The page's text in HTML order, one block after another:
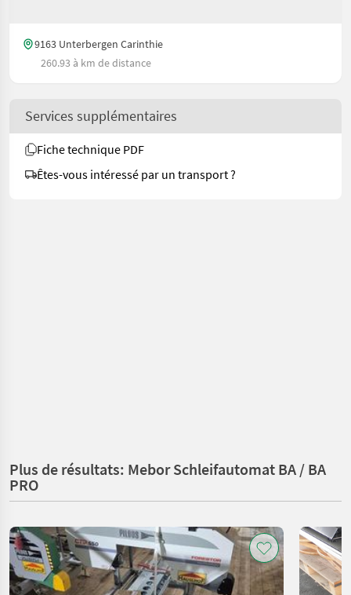
9163 Unterbergen Carinthie
260.93 à km de distance
Services supplémentaires
Fiche technique PDF
Êtes-vous intéressé par un transport ?
Plus de résultats: Mebor Schleifautomat BA / BA
PRO